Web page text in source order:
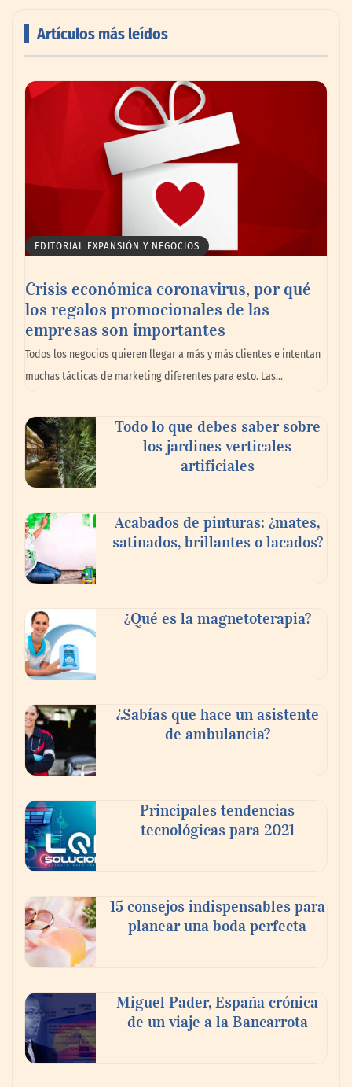
la compra de boletos con una experiencia
de pago rápida y segura
MBF Construcciones refuerza su presencia
digital con una nueva web de reformas en
Madrid
Danfoss adelanta cinco años su objetivo
climático y reduce sus emisiones en un 51
%
La banca debe modernizar sus sistemas
core sin perder décadas de conocimiento
de negocio: Minsait
mejoran su motivación, fluidez y logro de
objetivos, según un estudio
COSITAL valora positivamente el nuevo
Artículos más leídos
EDITORIAL EXPANSIÓN Y NEGOCIOS
Crisis económica coronavirus, por qué
los regalos promocionales de las
empresas son importantes
Todos los negocios quieren llegar a más y más clientes e intentan
muchas tácticas de marketing diferentes para esto. Las…
Todo lo que debes saber sobre
los jardines verticales
artificiales
Acabados de pinturas: ¿mates,
satinados, brillantes o lacados?
¿Qué es la magnetoterapia?
¿Sabías que hace un asistente
de ambulancia?
Principales tendencias
tecnológicas para 2021
15 consejos indispensables para
planear una boda perfecta
Miguel Pader, España crónica
de un viaje a la Bancarrota